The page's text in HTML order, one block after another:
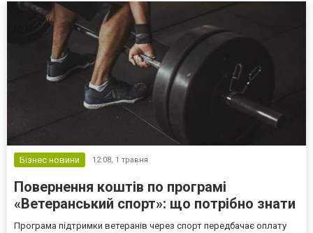
Бізнес новини 12:08, 1 травня
Повернення коштів по програмі
«Ветеранський спорт»: що потрібно знати
Програма підтримки ветеранів через спорт передбачає оплату